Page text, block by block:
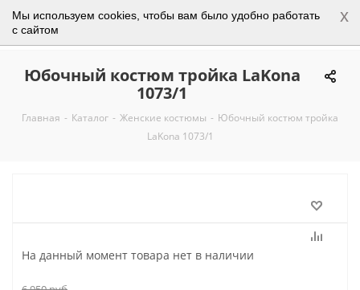
Мы используем cookies, чтобы вам было удобно работать
с сайтом
x
0
Юбочный костюм тройка LaKona
1073/1
Главная - Каталог - Женские костюмы - Юбочный костюм тройка
LaKona 1073/1
На данный момент товара нет в наличии